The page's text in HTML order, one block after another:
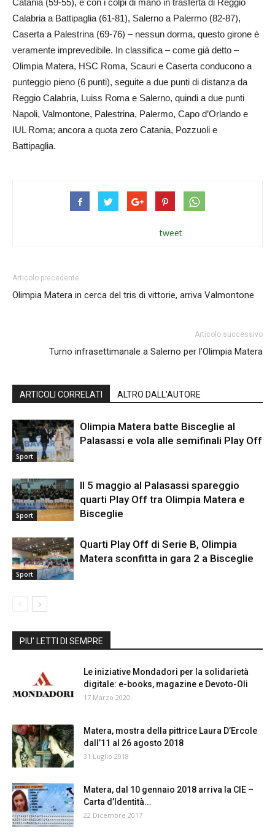
Catania (59-55), e con i colpi di mano in trasferta di Reggio
Calabria a Battipaglia (61-81), Salerno a Palermo (82-87),
Caserta a Palestrina (69-76) – nessun dorma, questo girone è
veramente imprevedibile. In classifica – come già detto –
Olimpia Matera, HSC Roma, Scauri e Caserta conducono a
punteggio pieno (6 punti), seguite a due punti di distanza da
Reggio Calabria, Luiss Roma e Salerno, quindi a due punti
Napoli, Valmontone, Palestrina, Palermo, Capo d’Orlando e
IUL Roma; ancora a quota zero Catania, Pozzuoli e
Battipaglia.
tweet
Articolo precedente
Olimpia Matera in cerca del tris di vittorie, arriva Valmontone
Articolo successivo
Turno infrasettimanale a Salerno per l’Olimpia Matera
ARTICOLI CORRELATI ALTRO DALL'AUTORE
Sport
Olimpia Matera batte Bisceglie al
Palasassi e vola alle semifinali Play Off
Sport
Il 5 maggio al Palasassi spareggio
quarti Play Off tra Olimpia Matera e
Bisceglie
Sport
Quarti Play Off di Serie B, Olimpia
Matera sconfitta in gara 2 a Bisceglie
PIU' LETTI DI SEMPRE
Le iniziative Mondadori per la solidarietà
digitale: e-books, magazine e Devoto-Oli
17 Marzo 2020
Matera, mostra della pittrice Laura D’Ercole
dall’11 al 26 agosto 2018
31 Luglio 2018
Matera, dal 10 gennaio 2018 arriva la CIE –
Carta d’Identità...
22 Dicembre 2017